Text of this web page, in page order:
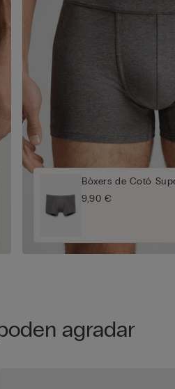
Bòxers de Cotó
9,90 €
agradar